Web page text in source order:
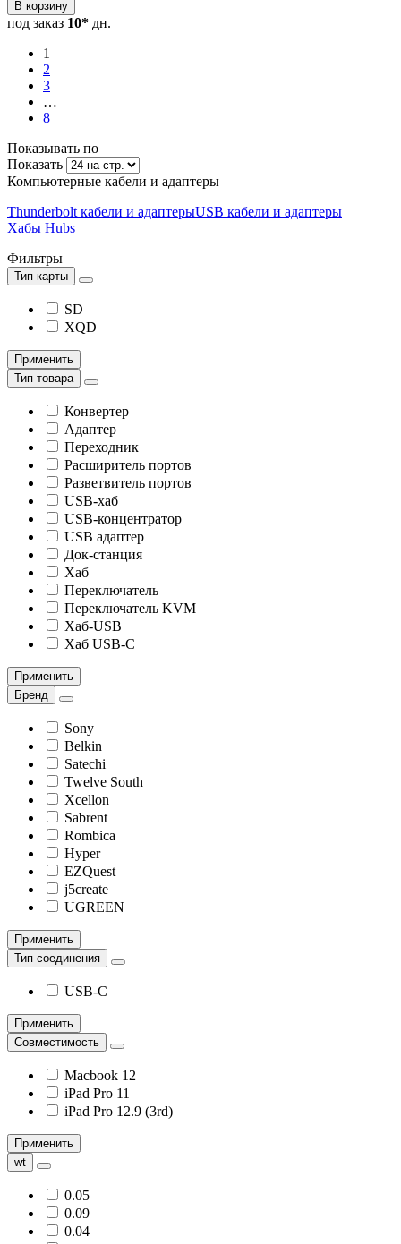
В корзину
под заказ 10* дн.
1
2
3
…
8
Показывать по
Показать
Компьютерные кабели и адаптеры
Thunderbolt кабели и адаптерыUSB кабели и адаптеры
Хабы Hubs
Фильтры
Тип карты
SD
XQD
Применить
Тип товара
Конвертер
Адаптер
Переходник
Расширитель портов
Разветвитель портов
USB-хаб
USB-концентратор
USB адаптер
Док-станция
Хаб
Переключатель
Переключатель KVM
Хаб-USB
Хаб USB-C
Применить
Бренд
Sony
Belkin
Satechi
Twelve South
Xcellon
Sabrent
Rombica
Hyper
EZQuest
j5create
UGREEN
Применить
Тип соединения
USB-C
Применить
Совместимость
Macbook 12
iPad Pro 11
iPad Pro 12.9 (3rd)
Применить
wt
0.05
0.09
0.04